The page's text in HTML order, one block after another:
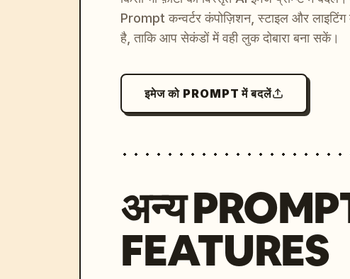
Prompt कन्वर्टर कंपोज़िशन, स्टाइल और लाइटिंग
है, ताकि आप सेकंडों में वही लुक दोबारा बना सकें।
इमेज को PROMPT में बदलें
अन्य
FEATURES